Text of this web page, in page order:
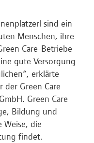
sind ein
Menschen, ihre
Care-Betriebe
gute Versorgung
erklärte
der Green Care
Green Care
Bildung und
die
findet.